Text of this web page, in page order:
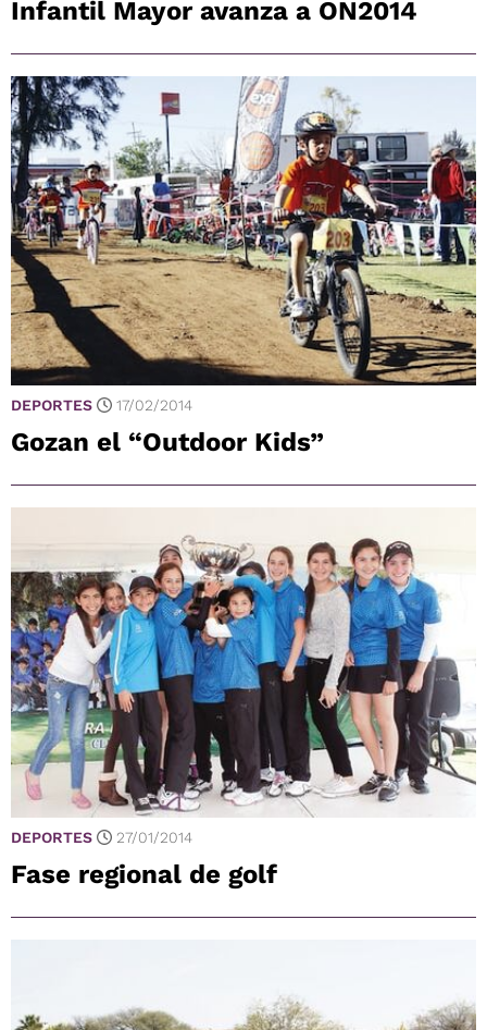
Infantil Mayor avanza a ON2014
DEPORTES 17/02/2014
Gozan el “Outdoor Kids”
DEPORTES 27/01/2014
Fase regional de golf